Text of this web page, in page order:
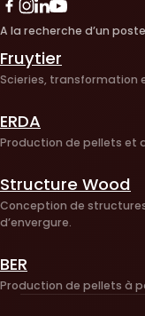
A la recherche d’un
Fruytier
Scieries, transformation
ERDA
Production de pellets et
Structure Wood
Conception de
d’envergure.
BER
Production de pellets à